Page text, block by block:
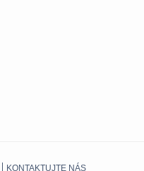
KONTAKTUJTE NÁS